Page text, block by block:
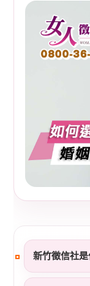
新竹徵信社